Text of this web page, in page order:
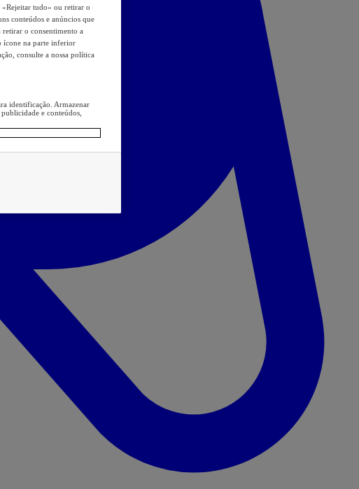
«Rejeitar tudo» ou retirar o
conteúdos e anúncios que
retirar o consentimento a
ícone na parte inferior
consulte a nossa política
identificação. Armazenar
e conteúdos,